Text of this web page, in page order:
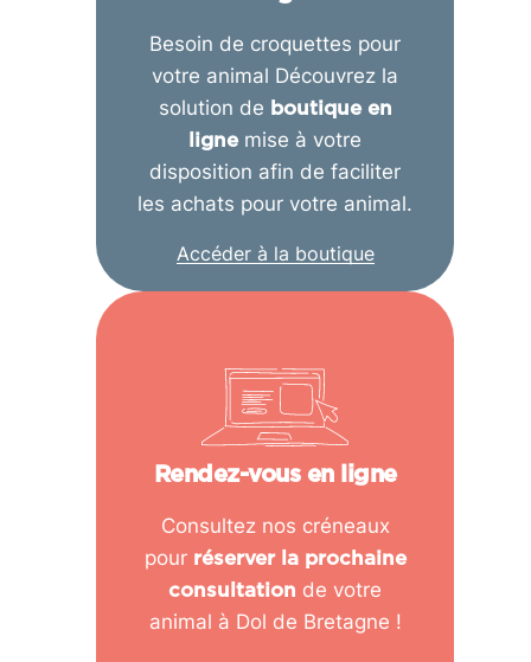
Besoin de croquettes pour
votre animal Découvrez la
solution de boutique en
ligne mise à votre
disposition afin de faciliter
les achats pour votre animal.
Accéder à la boutique
Rendez-vous en ligne
Consultez nos créneaux
pour réserver la prochaine
consultation de votre
animal à Dol de Bretagne !